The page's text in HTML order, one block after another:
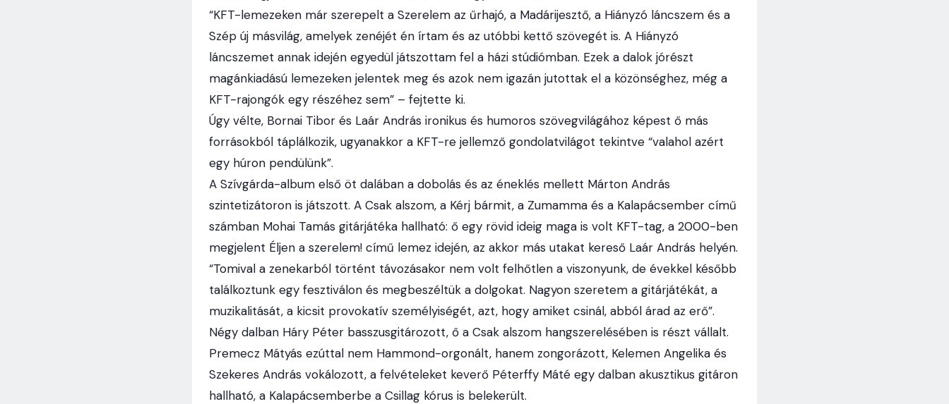
“KFT-lemezeken már szerepelt a Szerelem az űrhajó, a Madárijesztő, a Hiányzó láncszem és a
Szép új másvilág, amelyek zenéjét én írtam és az utóbbi kettő szövegét is. A Hiányzó
láncszemet annak idején egyedül játszottam fel a házi stúdiómban. Ezek a dalok jórészt
magánkiadású lemezeken jelentek meg és azok nem igazán jutottak el a közönséghez, még a
KFT-rajongók egy részéhez sem” – fejtette ki.
Úgy vélte, Bornai Tibor és Laár András ironikus és humoros szövegvilágához képest ő más
forrásokból táplálkozik, ugyanakkor a KFT-re jellemző gondolatvilágot tekintve “valahol azért
egy húron pendülünk”.
A Szívgárda-album első öt dalában a dobolás és az éneklés mellett Márton András
szintetizátoron is játszott. A Csak alszom, a Kérj bármit, a Zumamma és a Kalapácsember című
számban Mohai Tamás gitárjátéka hallható: ő egy rövid ideig maga is volt KFT-tag, a 2000-ben
megjelent Éljen a szerelem! című lemez idején, az akkor más utakat kereső Laár András helyén.
“Tomival a zenekarból történt távozásakor nem volt felhőtlen a viszonyunk, de évekkel később
találkoztunk egy fesztiválon és megbeszéltük a dolgokat. Nagyon szeretem a gitárjátékát, a
muzikalitását, a kicsit provokatív személyiségét, azt, hogy amiket csinál, abból árad az erő”.
Négy dalban Háry Péter basszusgitározott, ő a Csak alszom hangszerelésében is részt vállalt.
Premecz Mátyás ezúttal nem Hammond-orgonált, hanem zongorázott, Kelemen Angelika és
Szekeres András vokálozott, a felvételeket keverő Péterffy Máté egy dalban akusztikus gitáron
hallható, a Kalapácsemberbe a Csillag kórus is belekerült.